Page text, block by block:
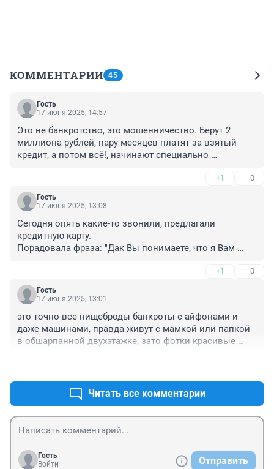
КОММЕНТАРИИ 45
Гость
17 июня 2025, 14:57
Это не банкротство, это мошенничество. Берут 2
миллиона рублей, пару месяцев платят за взятый
кредит, а потом всё!, начинают специально
+1 –0
Гость
17 июня 2025, 13:08
Сегодня опять какие-то звонили, предлагали
кредитную карту.
Порадовала фраза: "Дак Вы понимаете, что я Вам
Кого попало уже набирают, втюхивать кредиты.
И так упорно с возражениями работают, не принимая
слово "НЕТ": "а почему, такие условия хорошие..."
говорите его без колебания, если вас что-то не
устраивает, или вы понимаете, что потом проблем
будет - выше крыши.
+1 –0
Гость
17 июня 2025, 13:01
это точно все нищеброды банкроты с айфонами и
даже машинами, правда живут с мамкой или папкой
в обшарпанной двухэтажке, зато фотки красивые
банкротство, это схема недалеких
Читать все комментарии
Гость
Войти
Отправить